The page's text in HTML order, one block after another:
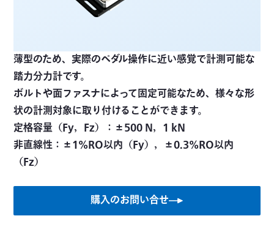
薄型のため、実際のペダル操作に近い感覚で計測可能な
踏力分力計です。
ボルトや面ファスナによって固定可能なため、様々な形
状の計測対象に取り付けることができます。
定格容量（Fy，Fz）：±500 N，1 kN
非直線性：±1%RO以内（Fy），±0.3%RO以内
（Fz）
購入のお問い合せ